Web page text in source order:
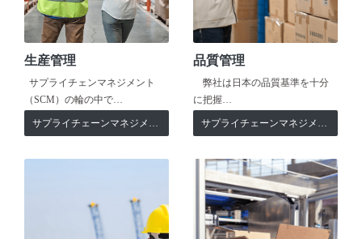
生産管理
サプライチェンマネジメント
（SCM）の輪の中で…
サプライチェーンマネジメント
品質管理
弊社は日本の品質基準を十分
に把握…
サプライチェーンマネジメント